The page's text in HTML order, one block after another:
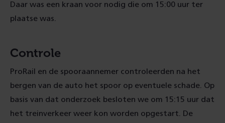
Daar was een kraan voor nodig die om 15:00 uur ter
plaatse was.
Controle
ProRail en de spooraannemer controleerden na het
bergen van de auto het spoor op eventuele schade. Op
basis van dat onderzoek besloten we om 15:15 uur dat
het treinverkeer weer kon worden opgestart. De